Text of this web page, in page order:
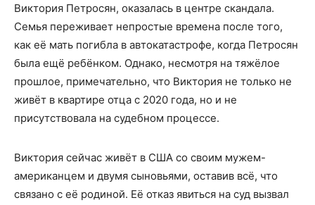
Виктория Петросян, оказалась в центре скандала.
Семья переживает непростые времена после того,
как её мать погибла в автокатастрофе, когда Петросян
была ещё ребёнком. Однако, несмотря на тяжёлое
прошлое, примечательно, что Виктория не только не
живёт в квартире отца с 2020 года, но и не
присутствовала на судебном процессе.
Виктория сейчас живёт в США со своим мужем-
американцем и двумя сыновьями, оставив всё, что
связано с её родиной. Её отказ явиться на суд вызвал